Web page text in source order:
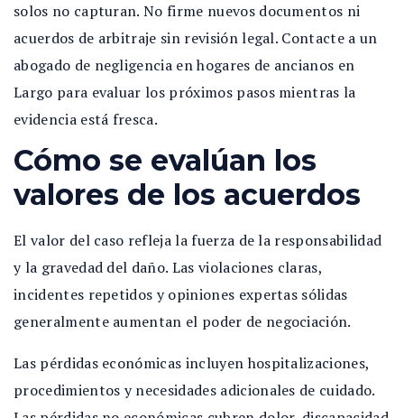
solos no capturan. No firme nuevos documentos ni
acuerdos de arbitraje sin revisión legal. Contacte a un
abogado de negligencia en hogares de ancianos en
Largo para evaluar los próximos pasos mientras la
evidencia está fresca.
Cómo se evalúan los
valores de los acuerdos
El valor del caso refleja la fuerza de la responsabilidad
y la gravedad del daño. Las violaciones claras,
incidentes repetidos y opiniones expertas sólidas
generalmente aumentan el poder de negociación.
Las pérdidas económicas incluyen hospitalizaciones,
procedimientos y necesidades adicionales de cuidado.